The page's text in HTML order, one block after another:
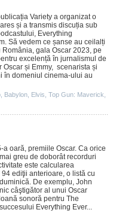
Variety a organizat o
și a transmis discuția sub
Everything
. Să vedem ce șanse au ceilalți
România, gala Oscar 2023, pe
excelență în jurnalismul de
Oscar și Emmy, scenarista și
în domeniul cinema-ului au
Babylon Elvis Top Gun: Maverick
a oară, premiile Oscar. Ca orice
greu de doborât recorduri
este calcularea
ediţii anterioare, o listă cu
De exemplu, John
câştigător al unui Oscar
sonoră pentru The
Everything Ever...